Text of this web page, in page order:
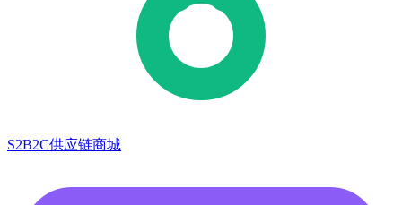
S2B2C供应链商城